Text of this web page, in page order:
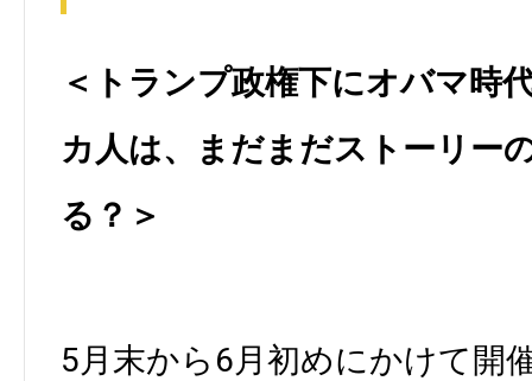
＜トランプ政権下にオバマ時
カ人は、まだまだストーリー
る？＞
5月末から6月初めにかけて開